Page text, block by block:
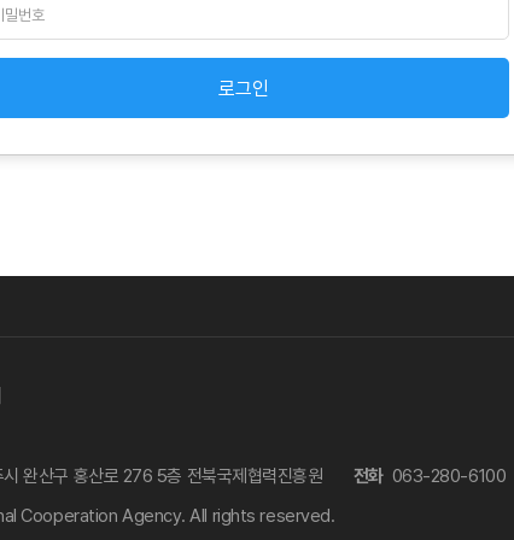
로그인
완산구 홍산로 276 5층 전북국제협력진흥원 전화 063-280-6100
Cooperation Agency. All rights reserved.